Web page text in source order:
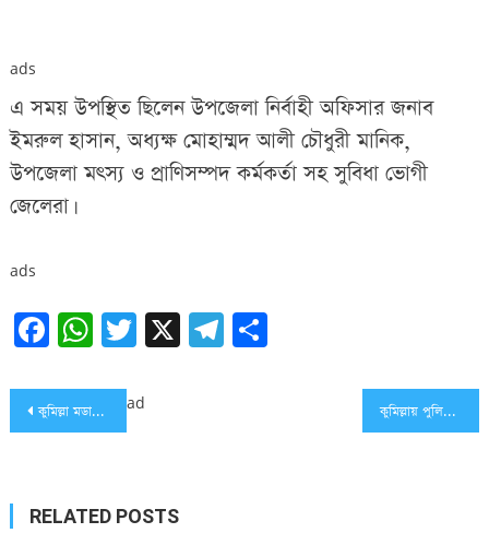
ads
এ সময় উপস্থিত ছিলেন উপজেলা নির্বাহী অফিসার জনাব
ইমরুল হাসান, অধ্যক্ষ মোহাম্মদ আলী চৌধুরী মানিক,
উপজেলা মৎস্য ও প্রাণিসম্পদ কর্মকর্তা সহ সুবিধা ভোগী
জেলেরা।
ads
Facebook
WhatsApp
Twitter
X Telegram
Share
Post
কুমিল্লা মডার্ন হাই স্কুলের এসএসসি -২০১৪ ব্যাচের মিলন মেলা অনুষ্ঠিত কুমিল্লায় পুলিশের সাথে বন্দুকযুদ্ধে এক মাদক ব্যবসায়ী নিহত
ad
RELATED POSTS